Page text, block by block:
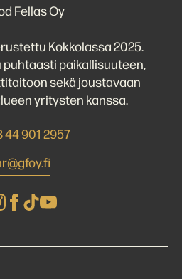
Fellas Oy
Kokkolassa 2025.
paikallisuuteen,
sekä joustavaan
yritysten kanssa.
44 901 2957